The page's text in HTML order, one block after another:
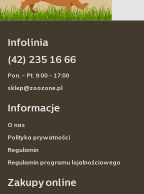
Informacje
O nas
Polityka prywatności
Regulamin
Regulamin programu lojalnościowego
Zakupy online
Infolinia
(42) 235 16 66
Pon. - Pt. 9:00 - 17:00
sklep@zoozone.pl